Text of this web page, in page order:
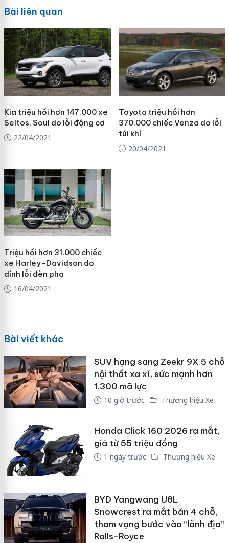
Bài liên quan
Kia triệu hồi hơn 147.000 xe
Seltos, Soul do lỗi động cơ
22/04/2021
Toyota triệu hồi hơn
370.000 chiếc Venza do lỗi
túi khí
20/04/2021
Triệu hồi hơn 31.000 chiếc
xe Harley-Davidson do
dính lỗi đèn pha
16/04/2021
Bài viết khác
SUV hạng sang Zeekr 9X 5 chỗ
nội thất xa xỉ, sức mạnh hơn
1.300 mã lực
10 giờ trước Thương hiệu Xe
Honda Click 160 2026 ra mắt,
giá từ 55 triệu đồng
1 ngày trước Thương hiệu Xe
BYD Yangwang U8L
Snowcrest ra mắt bản 4 chỗ,
tham vọng bước vào “lãnh địa”
Rolls-Royce